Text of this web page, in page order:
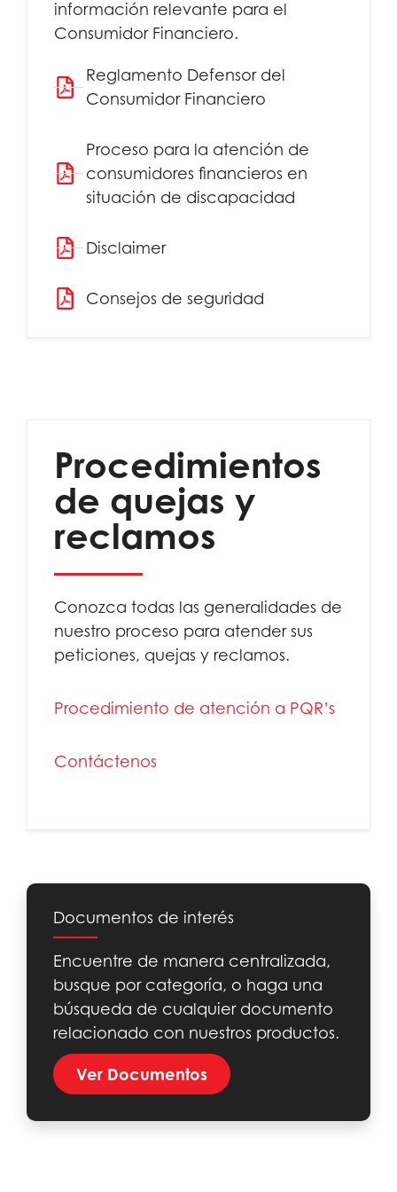
información relevante para el
Consumidor Financiero.
Reglamento Defensor del
Consumidor Financiero
Proceso para la atención de
consumidores financieros en
situación de discapacidad
Disclaimer
Consejos de seguridad
Procedimientos
de quejas y
reclamos
Conozca todas las generalidades de
nuestro proceso para atender sus
peticiones, quejas y reclamos.
Procedimiento de atención a PQR’s
Contáctenos
Documentos de interés
Encuentre de manera centralizada,
busque por categoría, o haga una
búsqueda de cualquier documento
relacionado con nuestros productos.
Ver Documentos